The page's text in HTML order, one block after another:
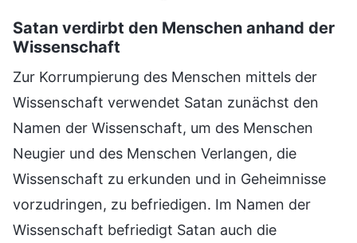
Satan verdirbt den Menschen anhand der
Wissenschaft
Zur Korrumpierung des Menschen mittels der
Wissenschaft verwendet Satan zunächst den
Namen der Wissenschaft, um des Menschen
Neugier und des Menschen Verlangen, die
Wissenschaft zu erkunden und in Geheimnisse
vorzudringen, zu befriedigen. Im Namen der
Wissenschaft befriedigt Satan auch die